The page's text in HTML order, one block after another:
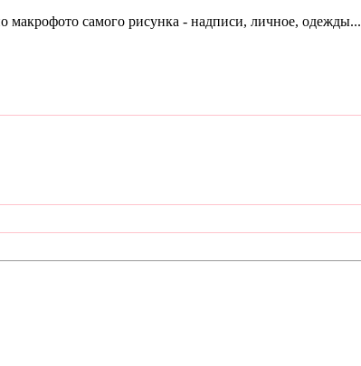
макрофото самого рисунка - надписи, личное, одежды...